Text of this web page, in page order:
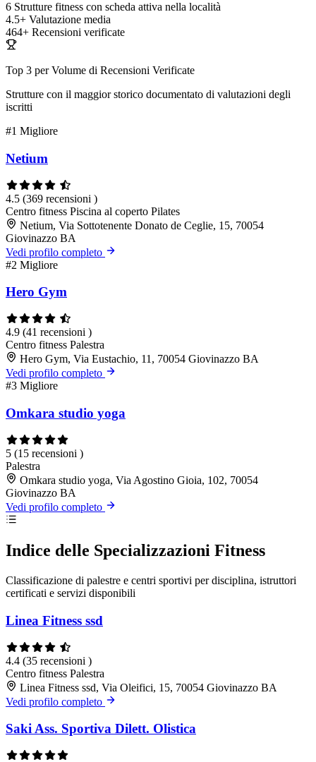
6 Strutture fitness con scheda attiva nella località
4.5+ Valutazione media
464+ Recensioni verificate
Top 3 per Volume di Recensioni Verificate
Strutture con il maggior storico documentato di valutazioni degli
iscritti
#1 Migliore
Netium
4.5 (369 recensioni )
Centro fitness Piscina al coperto Pilates
Netium, Via Sottotenente Donato de Ceglie, 15, 70054
Giovinazzo BA
Vedi profilo completo
#2 Migliore
Hero Gym
4.9 (41 recensioni )
Centro fitness Palestra
Hero Gym, Via Eustachio, 11, 70054 Giovinazzo BA
Vedi profilo completo
#3 Migliore
Omkara studio yoga
5 (15 recensioni )
Palestra
Omkara studio yoga, Via Agostino Gioia, 102, 70054
Giovinazzo BA
Vedi profilo completo
Indice delle Specializzazioni Fitness
Classificazione di palestre e centri sportivi per disciplina, istruttori
certificati e servizi disponibili
Linea Fitness ssd
4.4 (35 recensioni )
Centro fitness Palestra
Linea Fitness ssd, Via Oleifici, 15, 70054 Giovinazzo BA
Vedi profilo completo
Saki Ass. Sportiva Dilett. Olistica